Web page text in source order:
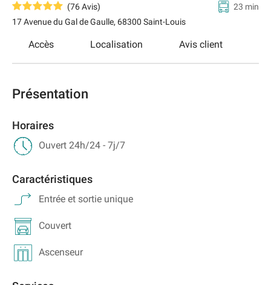
(76Avis)
23 min
17 Avenue du Gal de Gaulle, 68300 Saint-Louis
Accès Localisation Avis client
Présentation
Horaires
Ouvert 24h/24 - 7j/7
Caractéristiques
Entrée et sortie unique
Couvert
Ascenseur